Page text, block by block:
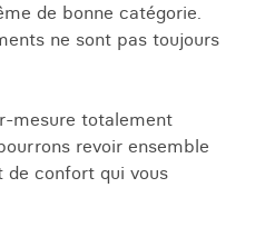
de bonne catégorie.
ne sont pas toujours
mesure totalement
revoir ensemble
de confort qui vous